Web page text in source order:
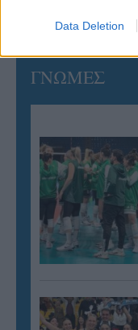
Data Deletion
ΓΝΩΜΕΣ